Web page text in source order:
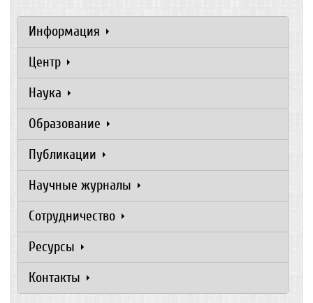
Информация
Центр
Наука
Образование
Публикации
Научные журналы
Сотрудничество
Ресурсы
Контакты